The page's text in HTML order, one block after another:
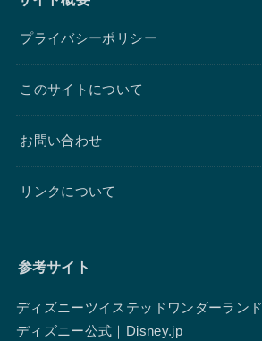
プライバシーポリシー
このサイトについて
お問い合わせ
リンクについて
参考サイト
ディズニーツイステッドワンダーランド
ディズニー公式｜Disney.jp